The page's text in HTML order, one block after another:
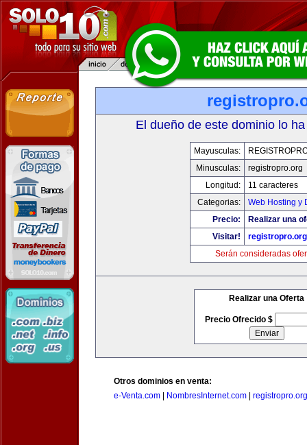
El dueño de este dominio lo
Mayusculas:
Minusculas:
registropro.org
Longitud:
11 caracteres
Categorias:
Web Hosting y
Precio:
Realizar una
Visitar!
registropro.org
Serán consideradas
Realizar una Oferta
Precio Ofrecido $
Otros dominios en venta:
e-Venta.com
NombresInternet.com registropro.org